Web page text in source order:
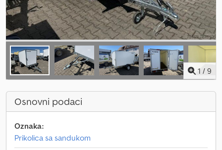
1 / 9
Osnovni podaci
Oznaka:
Prikolica sa sandukom